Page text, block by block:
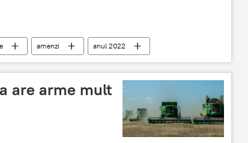
amenzi
anul 2022
are arme mult